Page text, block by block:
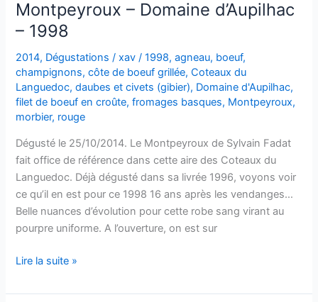
Montpeyroux – Domaine d’Aupilhac
– 1998
2014, Dégustations /xav/1998,agneau, boeuf,
champignons,côte de boeuf grillée,Coteaux du
Languedoc,daubes et civets (gibier), Domaine d'Aupilhac,
filet de boeuf en croûte,fromages basques, Montpeyroux,
morbier, rouge
Dégusté le 25/10/2014. Le Montpeyroux de Sylvain Fadat
fait office de référence dans cette aire des Coteaux du
Languedoc. Déjà dégusté dans sa livrée 1996, voyons voir
ce qu’il en est pour ce 1998 16 ans après les vendanges…
Belle nuances d’évolution pour cette robe sang virant au
pourpre uniforme. A l’ouverture, on est sur
Coteaux
Languedoc
Lire la suite »